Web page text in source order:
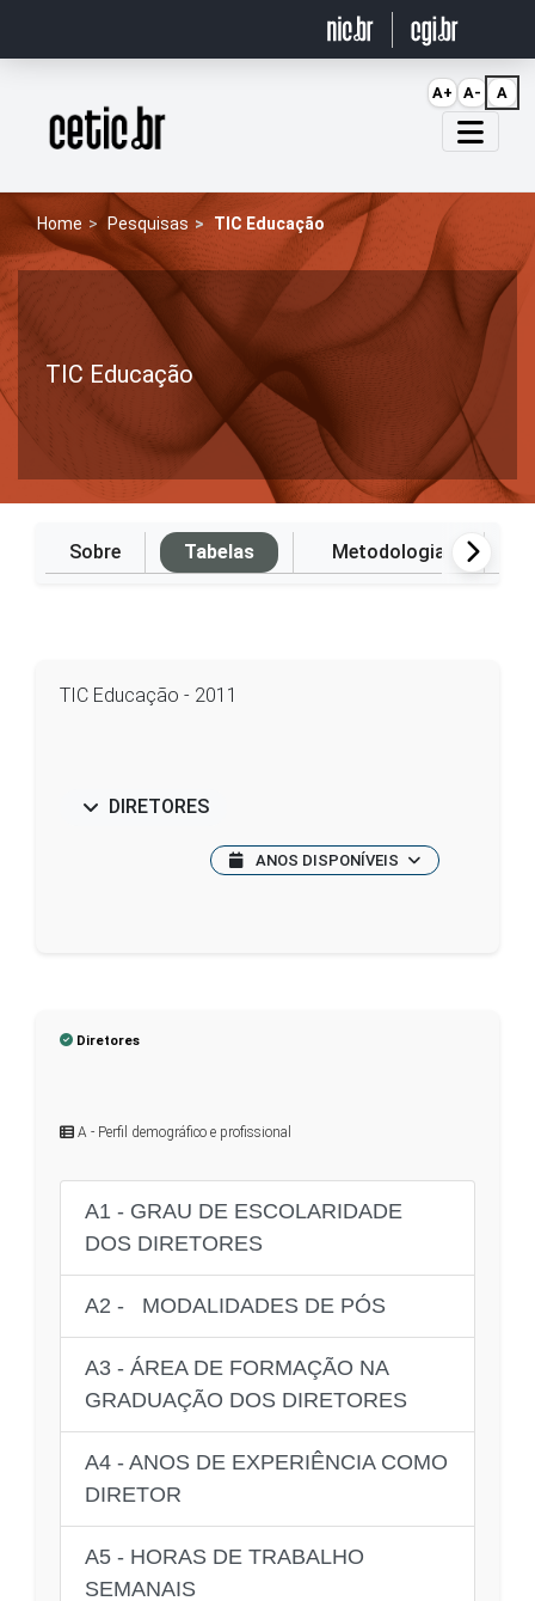
Página inicial
Home Pesquisas TIC Educação
TIC Educação
Sobre Tabelas Metodologia
TIC Educação - 2011
DIRETORES
ANOS DISPONÍVEIS
Diretores
A - Perfil demográfico e profissional
A1 - GRAU DE ESCOLARIDADE
DOS DIRETORES
A2 - MODALIDADES DE PÓS
A3 - ÁREA DE FORMAÇÃO NA
GRADUAÇÃO DOS DIRETORES
A4 - ANOS DE EXPERIÊNCIA COMO
DIRETOR
A5 - HORAS DE TRABALHO
SEMANAIS
A+ A- A